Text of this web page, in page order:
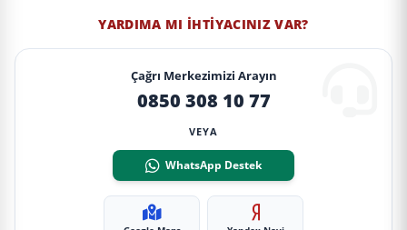
YARDIMA MI İHTIYACINIZ VAR?
Çağrı Merkezimizi Arayın
0850 308 10 77
VEYA
WhatsApp Destek